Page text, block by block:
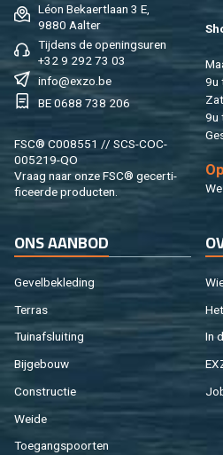
Léon Be­kaert­laan 3 E,
9880 Aal­ter
Tij­dens de ope­nings­uren
+32 9 292 73 03
info@​exzo.​be
BE 0688 738 206
FSC® C008551 // SCS-COC-
005219-QO
Vraag naar onze FSC® ge­cer­ti­
fi­ceer­de pro­duc­ten.
9u
9u
ONS AAN­BOD
Ge­vel­be­kle­ding
Ter­ras
Tuin­af­slui­ting
Bij­ge­bouw
Con­struc­tie
Weide
Toe­gangs­poor­ten
In